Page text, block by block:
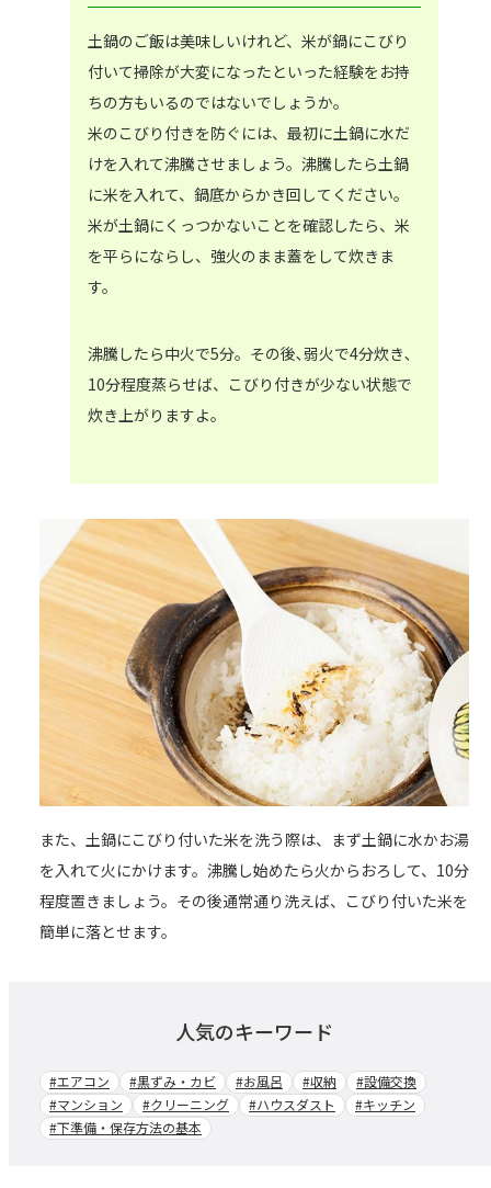
土鍋のご飯は美味しいけれど、米が鍋にこびり
付いて掃除が大変になったといった経験をお持
ちの方もいるのではないでしょうか。
米のこびり付きを防ぐには、最初に土鍋に水だ
けを入れて沸騰させましょう。沸騰したら土鍋
に米を入れて、鍋底からかき回してください。
米が土鍋にくっつかないことを確認したら、米
を平らにならし、強火のまま蓋をして炊きま
す。
沸騰したら中火で5分。その後､弱火で4分炊き､
10分程度蒸らせば、こびり付きが少ない状態で
炊き上がりますよ。
また、土鍋にこびり付いた米を洗う際は、まず土鍋に水かお湯
を入れて火にかけます。沸騰し始めたら火からおろして、10分
程度置きましょう。その後通常通り洗えば、こびり付いた米を
簡単に落とせます。
人気のキーワード
#エアコン #黒ずみ・カビ #お風呂 #収納
#設備交換
#マンション
#クリーニング #ハウスダスト
#キッチン
#下準備・保存方法の基本